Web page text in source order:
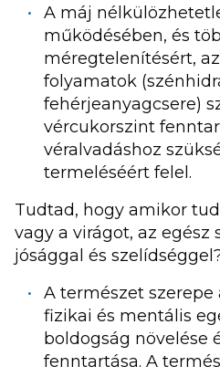
A máj
működésében, és
méregtelenítésért,
folyamatok
fehérjeanyagcsere)
vércukorszint
véralvadáshoz
termeléséért felel.
Tudtad, hogy amikor
vagy a virágot, az
jósággal és
A természet
fizikai és mentális
boldogság növelése
fenntartása. A